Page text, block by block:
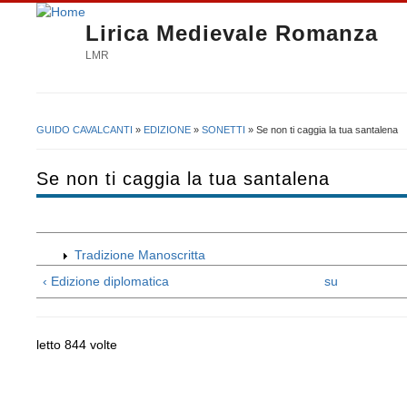
Lirica Medievale Romanza
LMR
GUIDO CAVALCANTI » EDIZIONE » SONETTI » Se non ti caggia la tua santalena
Se non ti caggia la tua santalena
Tradizione Manoscritta
‹ Edizione diplomatica
su
letto 844 volte